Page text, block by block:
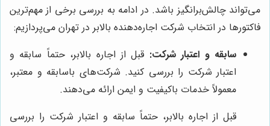
می‌تواند چالش‌برانگیز باشد. در ادامه به بررسی برخی از مهم‌ترین
فاکتورها در انتخاب شرکت اجاره‌دهنده بالابر در تهران می‌پردازیم:
سابقه و اعتبار شرکت: قبل از اجاره بالابر، حتماً سابقه و
اعتبار شرکت را بررسی کنید. شرکت‌های باسابقه و معتبر،
معمولاً خدمات باکیفیت و ایمن ارائه می‌دهند.
قبل از اجاره بالابر، حتماً سابقه و اعتبار شرکت را بررسی